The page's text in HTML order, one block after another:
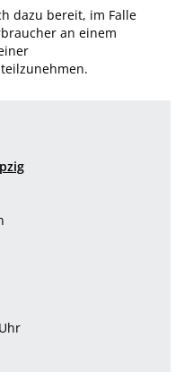
dazu bereit, im Falle
an einem